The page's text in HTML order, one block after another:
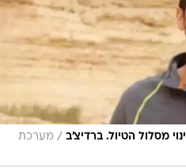
מסלול הטיול. ברדיצ'ב / מערכת